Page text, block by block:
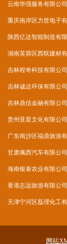
云南华强服务有限公司
重庆南岸区力世电子
陕西亿达智能制造有
湖南芙蓉区西联建材
吉林程奇科技有限公司
吉林诚达环保有限公司
吉林鼎信金融有限公司
贵州亚星文化有限公司
广东南沙区福鼎旅游
甘肃佩西汽车有限公司
海南银泰农业有限公司
香港志远旅游有限公司
天津宁河区磊理化工
网站